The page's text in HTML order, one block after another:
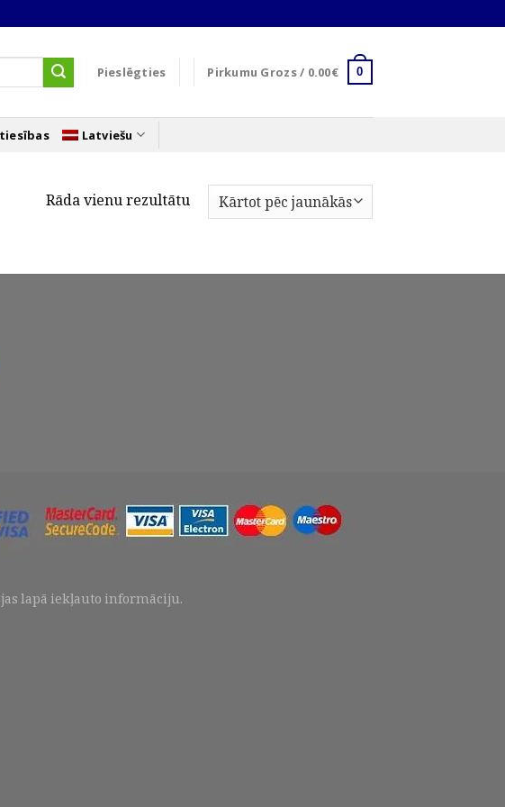
Pieslēgties Pirkumu Grozs / 0.00€ 0
Latviešu
Rāda vienu rezultātu
lapā iekļauto informāciju.